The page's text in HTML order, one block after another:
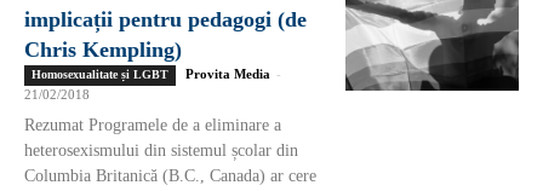
implicații pentru pedagogi (de
Chris Kempling)
Homosexualitate și LGBT Provita Media -
21/02/2018
Rezumat Programele de a eliminare a
heterosexismului din sistemul școlar din
Columbia Britanică (B.C., Canada) ar cere